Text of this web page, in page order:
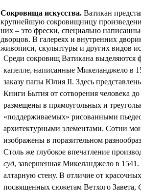
Сокровища искусства. Ватикан
крупнейшую сокровищницу
них – это фрески, специально
дворцов. В галереях и внутренних
живописи, скульптуры и других видов
Среди сокровищ Ватикана выделяются
капелле, написанные Микеланджело в
заказу папы Юлия II. Здесь
Книги Бытия от сотворения человека
размещены в прямоугольных и
«поддерживаемых» рисованными
архитектурными элементами. Сотни
изображены в поразительном
Столь же глубокое впечатление
суд, завершенная Микеланджело в
алтарную стену. В отличие от
посвященных сюжетам Ветхого Завета,